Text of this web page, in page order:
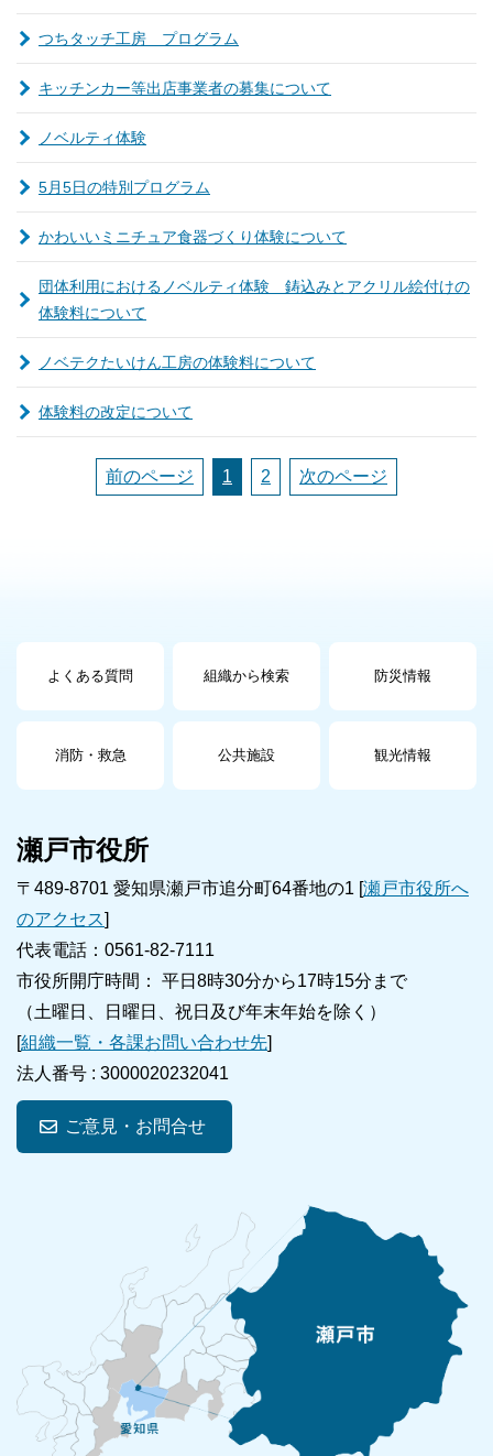
つちタッチ工房 プログラム
キッチンカー等出店事業者の募集について
ノベルティ体験
5月5日の特別プログラム
かわいいミニチュア食器づくり体験について
団体利用におけるノベルティ体験 鋳込みとアクリル絵付けの
体験料について
ノベテクたいけん工房の体験料について
体験料の改定について
前のページ 1 2 次のページ
よくある質問 組織から検索 防災情報
消防・救急 公共施設 観光情報
瀬戸市役所
〒489-8701 愛知県瀬戸市追分町64番地の1 [瀬戸市役所へ
のアクセス]
代表電話：0561-82-7111
市役所開庁時間： 平日8時30分から17時15分まで
（土曜日、日曜日、祝日及び年末年始を除く）
[組織一覧・各課お問い合わせ先]
法人番号 : 3000020232041
ご意見・お問合せ